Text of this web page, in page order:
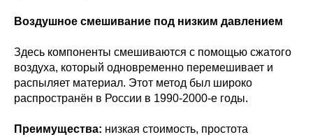
Воздушное смешивание под низким давлением
Здесь компоненты смешиваются с помощью сжатого
воздуха, который одновременно перемешивает и
распыляет материал. Этот метод был широко
распространён в России в 1990-2000-е годы.
Преимущества: низкая стоимость, простота